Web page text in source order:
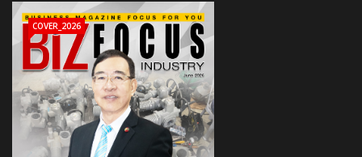
COVER_2026